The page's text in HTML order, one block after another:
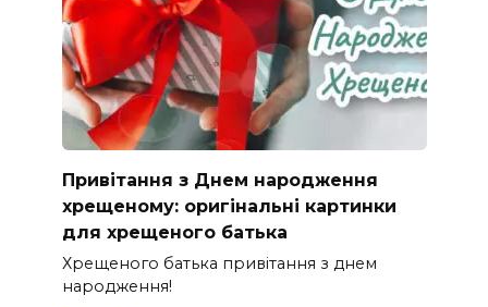
Привітання з Днем народження
хрещеному: оригінальні картинки
для хрещеного батька
Хрещеного батька привітання з днем
народження!